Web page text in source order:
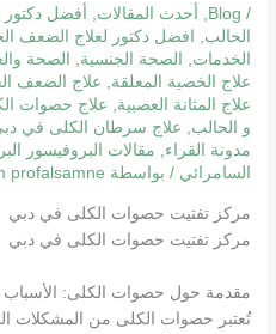
/
Blog
, أحدث المقالات, أفضل
الحالب, افضل دكتور لعلاج الضعف
الخدمات, الصحة الجنسية, الصحة
علاج الخصية المعلقة, علاج الضعف
علاج المثانة العصبية, علاج حصوات
و الحالب, علاج سرطان الكلى في
مدونة القراء, مقالات البروفيسور
السامرائي / بواسطة profalsamne
مركز تفتيت حصوات الكلى في دبي
مركز تفتيت حصوات الكلى في دبي
مقدمة حول حصوات الكلى: الأسباب
تُعتبر حصوات الكلى من المشكلات